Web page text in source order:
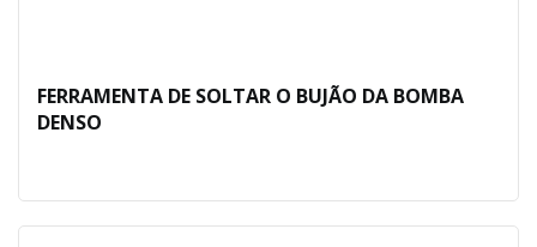
FERRAMENTA DE SOLTAR O BUJÃO DA BOMBA
DENSO